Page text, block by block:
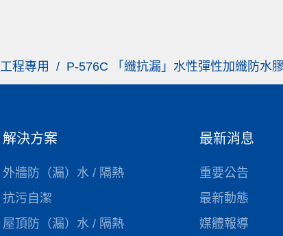
工程專用 / P-576C 「纖抗漏」水性彈性加纖防水膠
解決方案
外牆防（漏）水 / 隔熱
抗污自潔
屋頂防（漏）水 / 隔熱
最新消息
重要公告
最新動態
媒體報導